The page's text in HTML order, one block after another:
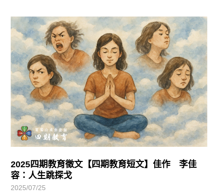
2025四期教育徵文【四期教育短文】佳作 李佳
容：人生跳探戈
2025/07/25
徵文賞析